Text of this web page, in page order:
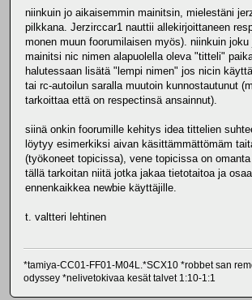
niinkuin jo aikaisemmin mainitsin, mielestäni
pilkkana. Jerzirccar1 nauttii allekirjoittaneen
monen muun foorumilaisen myös). niinkuin
mainitsi nic nimen alapuolella oleva "titteli"
halutessaan lisätä "lempi nimen" jos nicin
tai rc-autoilun saralla muutoin kunnostautunut
tarkoittaa että on respectinsä ansainnut).
siinä onkin foorumille kehitys idea tittelien
löytyy esimerkiksi aivan käsittämmättömäm
(työkoneet topicissa), vene topicissa on omanta
tällä tarkoitan niitä jotka jakaa tietotaitoa ja
ennenkaikkea newbie käyttäjille.
t. valtteri lehtinen
*tamiya-CC01-FF01-M04L.*SCX10 *robbet san
odyssey *nelivetokivaa kesät talvet 1:10-1:1